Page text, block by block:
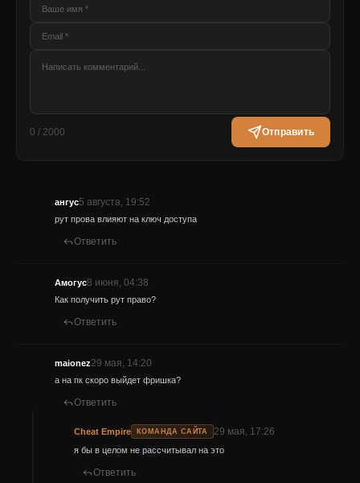
0 / 2000 Отправить
ангус5 августа, 19:52
рут прова влияют на ключ доступа
Ответить
Амогус8 июня, 04:38
Как получить рут право?
Ответить
maionez29 мая, 14:20
а на пк скоро выйдет фришка?
Ответить
Cheat Empire КОМАНДА САЙТА 29 мая, 17:26
я бы в целом не рассчитывал на это
Ответить